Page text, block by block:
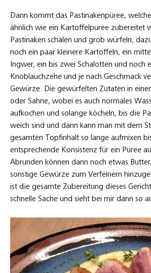
Dann kommt das Pastinakenpüree,
ähnlich wie ein Kartoffelpuree zubereitet
Pastinaken schälen und grob würfeln,
noch ein paar kleinere Kartoffeln, ein
Ingwer, ein bis zwei Schalotten und noch
Knoblauchzehe und je nach Geschmack
Gewürze. Die gewürfelten Zutaten in
oder Sahne, wobei es auch normales
aufkochen und solange köcheln, bis die
weich sind und dann kann man mit dem
gesamten Topfinhalt so lange aufmixen
entsprechende Konsistenz für ein Püree
Abrunden können dann noch etwas
sonstige Gewürze zum Verfeinern
ist die gesamte Zubereitung dieses
schnelle Sache und sieht bei mir dann so